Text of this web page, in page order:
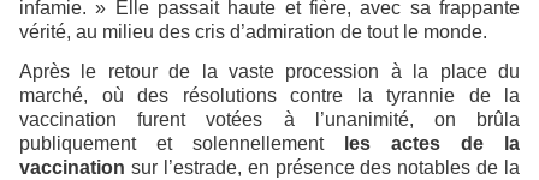
infamie. » Elle passait haute et fière, avec sa frappante
vérité, au milieu des cris d’admiration de tout le monde.
Après le retour de la vaste procession à la place du
marché, où des résolutions contre la tyrannie de la
vaccination furent votées à l’unanimité, on brûla
publiquement et solennellement
les actes de la
vaccination sur l’estrade, en présence des notables de la